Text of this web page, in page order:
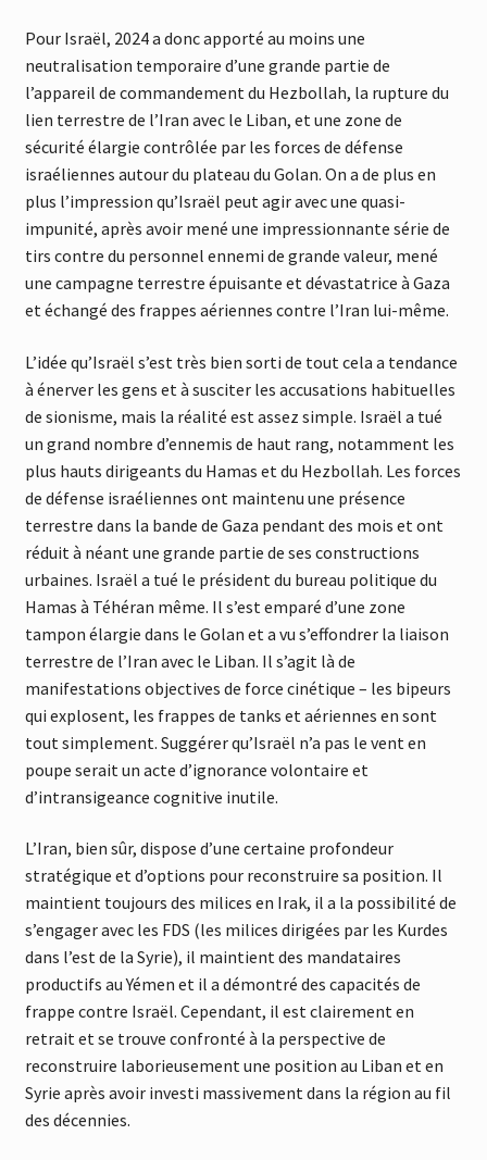
Pour Israël, 2024 a donc apporté au moins une
neutralisation temporaire d’une grande partie de
l’appareil de commandement du Hezbollah, la rupture du
lien terrestre de l’Iran avec le Liban, et une zone de
sécurité élargie contrôlée par les forces de défense
israéliennes autour du plateau du Golan. On a de plus en
plus l’impression qu’Israël peut agir avec une quasi-
impunité, après avoir mené une impressionnante série de
tirs contre du personnel ennemi de grande valeur, mené
une campagne terrestre épuisante et dévastatrice à Gaza
et échangé des frappes aériennes contre l’Iran lui-même.
L’idée qu’Israël s’est très bien sorti de tout cela a tendance
à énerver les gens et à susciter les accusations habituelles
de sionisme, mais la réalité est assez simple. Israël a tué
un grand nombre d’ennemis de haut rang, notamment les
plus hauts dirigeants du Hamas et du Hezbollah. Les forces
de défense israéliennes ont maintenu une présence
terrestre dans la bande de Gaza pendant des mois et ont
réduit à néant une grande partie de ses constructions
urbaines. Israël a tué le président du bureau politique du
Hamas à Téhéran même. Il s’est emparé d’une zone
tampon élargie dans le Golan et a vu s’effondrer la liaison
terrestre de l’Iran avec le Liban. Il s’agit là de
manifestations objectives de force cinétique – les bipeurs
qui explosent, les frappes de tanks et aériennes en sont
tout simplement. Suggérer qu’Israël n’a pas le vent en
poupe serait un acte d’ignorance volontaire et
d’intransigeance cognitive inutile.
L’Iran, bien sûr, dispose d’une certaine profondeur
stratégique et d’options pour reconstruire sa position. Il
maintient toujours des milices en Irak, il a la possibilité de
s’engager avec les FDS (les milices dirigées par les Kurdes
dans l’est de la Syrie), il maintient des mandataires
productifs au Yémen et il a démontré des capacités de
frappe contre Israël. Cependant, il est clairement en
retrait et se trouve confronté à la perspective de
reconstruire laborieusement une position au Liban et en
Syrie après avoir investi massivement dans la région au fil
des décennies.